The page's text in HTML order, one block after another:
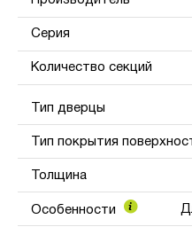
Серия
Количество секций
Тип дверцы
Тип покрытия
Толщина
Особенности